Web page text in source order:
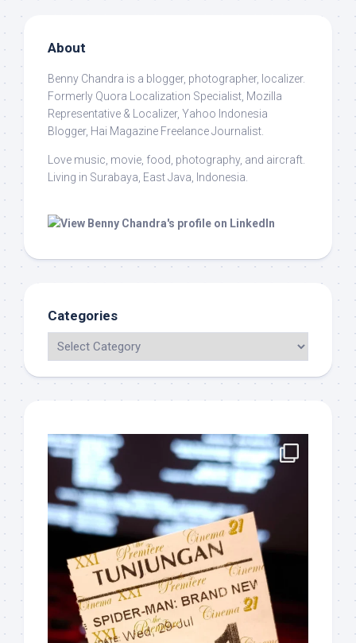
About
Benny Chandra is a blogger, photographer, localizer.
Formerly Quora Localization Specialist, Mozilla
Representative & Localizer, Yahoo Indonesia
Blogger, Hai Magazine Freelance Journalist.
Love music, movie, food, photography, and aircraft.
Living in Surabaya, East Java, Indonesia.
Categories